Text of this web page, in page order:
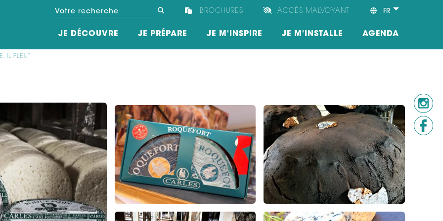
FR
ACCÈS MALVOYANT
BROCHURES
JE DÉCOUVRE JE PRÉPARE JE M'INSPIRE JE M'INSTALLE AGENDA
IL PLEUT